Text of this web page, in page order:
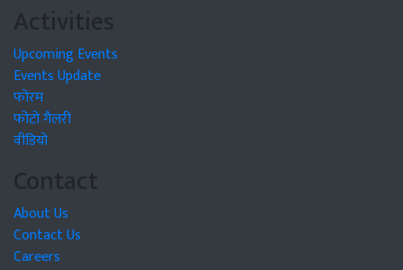
Activities
Upcoming Events
Events Update
फोरम
फोटो गैलरी
वीडियो
Contact
About Us
Contact Us
Careers